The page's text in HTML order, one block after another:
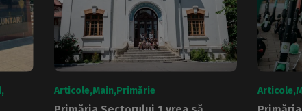
Articole Main Primărie Articole